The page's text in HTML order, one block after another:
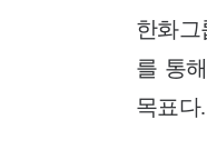
한화그
를 통
목표다.